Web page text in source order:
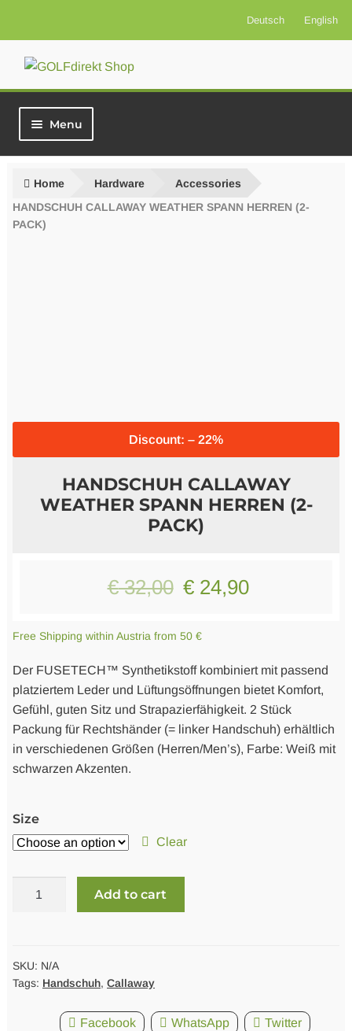
Deutsch English
navigation
content
Menu
Voucher products
Home Hardware
Accessories
HANDSCHUH CALLAWAY WEATHER SPANN HERREN (2-
PACK)
Discount: – 22%
HANDSCHUH CALLAWAY
WEATHER SPANN HERREN (2-
PACK)
€32,00 Original
€ 32,00.
€24,90Current
€ 24,90.
Free Shipping within Austria from 50 €
Der FUSETECH™ Synthetikstoff kombiniert mit passend
platziertem Leder und Lüftungsöffnungen bietet Komfort,
Gefühl, guten Sitz und Strapazierfähigkeit. 2 Stück
Packung für Rechtshänder (= linker Handschuh) erhältlich
in verschiedenen Größen (Herren/Men’s), Farbe: Weiß mit
schwarzen Akzenten.
Size
Clear
Herren
(2-
Add to cart
SKU: N/A
Tags: Handschuh, Callaway
Facebook WhatsApp Twitter